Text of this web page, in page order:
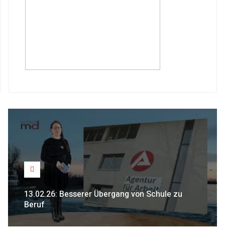
13.02.26: Besserer Übergang von Schule zu
Beruf